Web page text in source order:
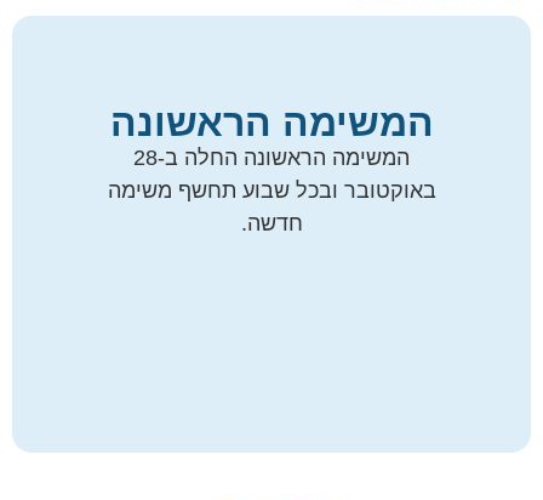
המשימה הראשונה
המשימה הראשונה החלה ב-28
באוקטובר ובכל שבוע תחשף משימה
חדשה.